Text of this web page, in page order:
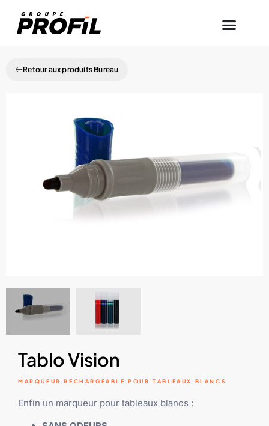
Retour aux produits Bureau
Tablo Vision
MARQUEUR RECHARGEABLE POUR TABLEAUX BLANCS
Enfin un marqueur pour tableaux blancs :